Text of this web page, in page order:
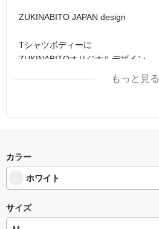
ZUKINABITO JAPAN design
Tシャツボディーに
ZUKINABITOオリジナルデザイン
もっと見る
カラー
ホワイト
サイズ